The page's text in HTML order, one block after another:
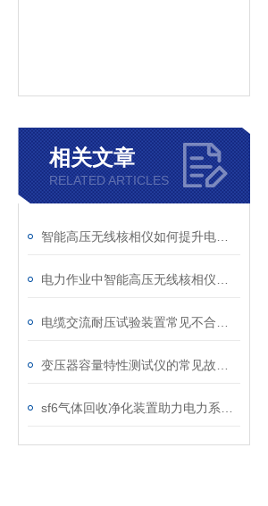
相关文章
RELATED ARTICLES